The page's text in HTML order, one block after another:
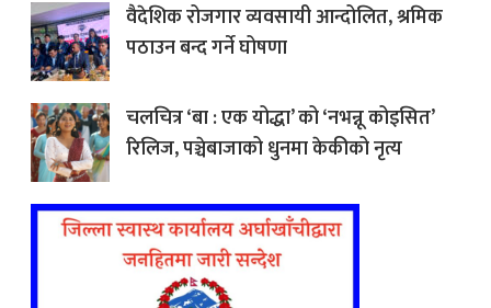
वैदेशिक रोजगार व्यवसायी आन्दोलित, श्रमिक
पठाउन बन्द गर्ने घोषणा
चलचित्र ‘बा : एक योद्धा’ को ‘नभन्नू कोइसित’
रिलिज, पञ्चेबाजाको धुनमा केकीको नृत्य